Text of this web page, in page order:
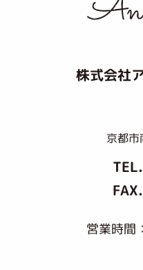
株式会社
京都
TEL.
営業時間